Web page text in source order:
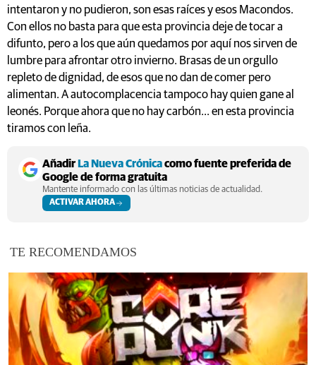
intentaron y no pudieron, son esas raíces y esos Macondos.
Con ellos no basta para que esta provincia deje de tocar a
difunto, pero a los que aún quedamos por aquí nos sirven de
lumbre para afrontar otro invierno. Brasas de un orgullo
repleto de dignidad, de esos que no dan de comer pero
alimentan. A autocomplacencia tampoco hay quien gane al
leonés. Porque ahora que no hay carbón... en esta provincia
tiramos con leña.
Añadir La Nueva Crónicacomo fuente preferida de
Google de forma gratuita
Mantente informado con las últimas noticias de actualidad.
ACTIVAR AHORA
TE RECOMENDAMOS